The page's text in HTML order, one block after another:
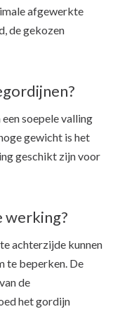
afgewerkte
de gekozen
soepele valling
gewicht is het
geschikt zijn voor
werking?
achterzijde kunnen
te beperken. De
de
het gordijn